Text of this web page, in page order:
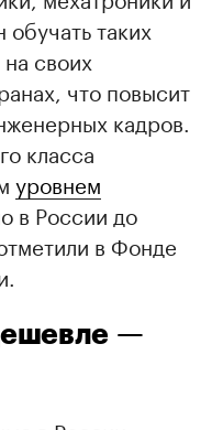
таких
своих
что повысит
кадров.
класса
уровнем
в России до
в Фонде
—